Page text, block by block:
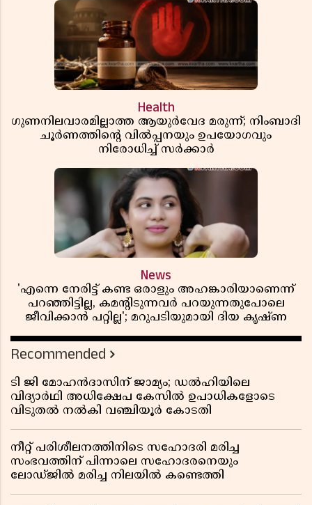
Health
ഗുണനിലവാരമില്ലാത്ത ആയുർവേദ മരുന്ന്; നിംബാദി
ചൂർണത്തിൻ്റെ വിൽപ്പനയും ഉപയോഗവും
നിരോധിച്ച് സർക്കാർ
News
'എന്നെ നേരിട്ട് കണ്ട ഒരാളും അഹങ്കാരിയാണെന്ന്
പറഞ്ഞിട്ടില്ല, കമൻ്റിടുന്നവർ പറയുന്നതുപോലെ
ജീവിക്കാൻ പറ്റില്ല'; മറുപടിയുമായി ദിയ കൃഷ്ണ
Recommended
ടി ജി മോഹൻദാസിന് ജാമ്യം; ഡൽഹിയിലെ
വിദ്യാർഥി അധിക്ഷേപ കേസിൽ ഉപാധികളോടെ
വിടുതൽ നൽകി വഞ്ചിയൂർ കോടതി
നീറ്റ് പരിശീലനത്തിനിടെ സഹോദരി മരിച്ച
സംഭവത്തിന് പിന്നാലെ സഹോദരനെയും
ലോഡ്ജിൽ മരിച്ച നിലയിൽ കണ്ടെത്തി